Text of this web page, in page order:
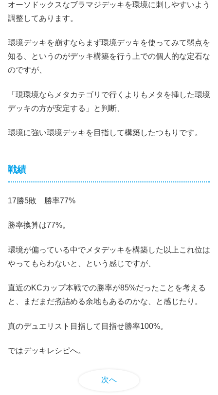
オーソドックスなブラマジデッキを環境に刺しやすいよう
調整してあります。
環境デッキを崩すならまず環境デッキを使ってみて弱点を
知る、というのがデッキ構築を行う上での個人的な定石な
のですが、
「現環境ならメタカテゴリで行くよりもメタを挿した環境
デッキの方が安定する」と判断、
環境に強い環境デッキを目指して構築したつもりです。
戦績
17勝5敗 勝率77%
勝率換算は77%。
環境が偏っている中でメタデッキを構築した以上これ位は
やってもらわないと、という感じですが、
直近のKCカップ本戦での勝率が85%だったことを考える
と、まだまだ煮詰める余地もあるのかな、と感じたり。
真のデュエリスト目指して目指せ勝率100%。
ではデッキレシピへ。
次へ